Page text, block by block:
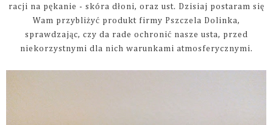
racji na pękanie - skóra dłoni, oraz ust. Dzisiaj postaram się
Wam przybliżyć produkt firmy Pszczela Dolinka,
sprawdzając, czy da rade ochronić nasze usta, przed
niekorzystnymi dla nich warunkami atmosferycznymi.